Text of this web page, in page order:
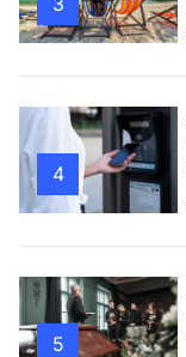
4
5